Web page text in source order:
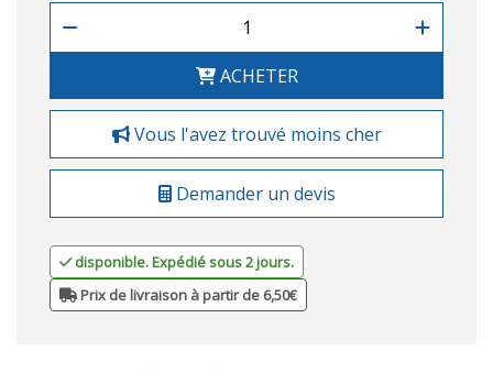
ACHETER
Vous l'avez trouvé moins cher
Demander un devis
disponible. Expédié sous 2 jours.
Prix de livraison à partir de 6,50€